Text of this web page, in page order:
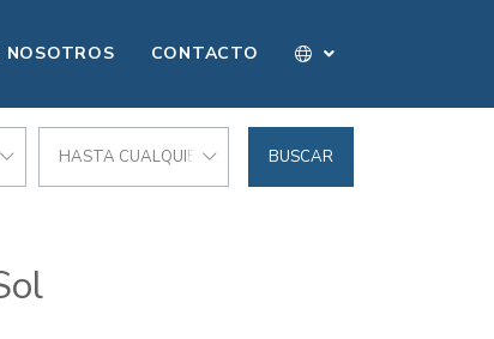
NOSOTROS CONTACTO
HASTA CUALQUIER PRECIO BUSCAR